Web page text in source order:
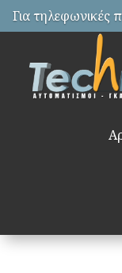
Για τηλεφωνικές